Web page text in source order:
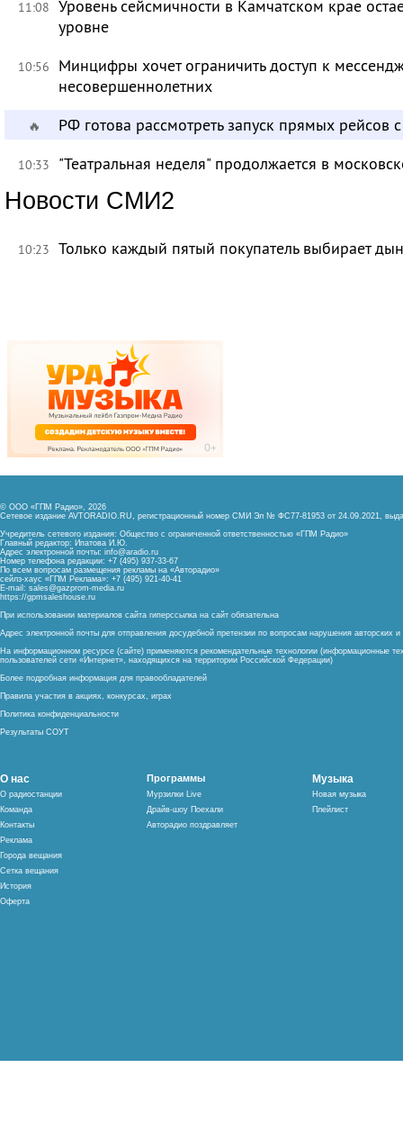
11:08 Уровень сейсмичности в Камчатском крае
уровне
10:56
Минцифры хочет ограничить доступ к
несовершеннолетних
🔥 РФ готова рассмотреть запуск прямых рейсов
10:33 "Театральная неделя" продолжается в
Новости СМИ2
10:23 Только каждый пятый покупатель выбирает
© ООО «ГПМ Радио», 2026
Сетевое издание AVTORADIO.RU, регистрационный номер СМИ Эл № ФС77-81953 от 24.09.2021,
Учредитель сетевого издания: Общество с ограниченной ответственностью «ГПМ Радио»
Главный редактор: Ипатова И.Ю.
Адрес электронной почты: info@aradio.ru
Номер телефона редакции: +7 (495) 937-33-67
По всем вопросам размещения рекламы на «Авторадио»
сейлз-хаус «ГПМ Реклама»: +7 (495) 921-40-41
E-mail: sales@gazprom-media.ru
https://gpmsaleshouse.ru
При использовании материалов сайта гиперссылка на сайт обязательна
Адрес электронной почты для отправления досудебной претензии по вопросам нарушения авторских
На информационном ресурсе (сайте) применяются рекомендательные технологии (информационные
пользователей сети «Интернет», находящихся на территории Российской Федерации)
Более подробная информация для правообладателей
Правила участия в акциях, конкурсах, играх
Политика конфиденциальности
Результаты СОУТ
О нас
О радиостанции
Команда
Контакты
Реклама
Города вещания
Сетка вещания
История
Оферта
Программы
Мурзилки Live
Драйв-шоу Поехали
Авторадио поздравляет
Музыка
Новая музыка
Плейлист